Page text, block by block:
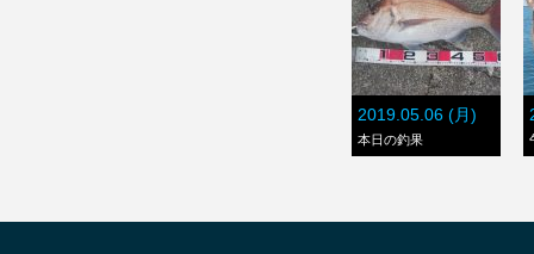
2019.05.06 (月)
本日の釣果